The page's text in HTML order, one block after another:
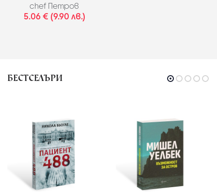
chef Петров
5.06 € (9.90 лв.)
БЕСТСЕЛЪРИ